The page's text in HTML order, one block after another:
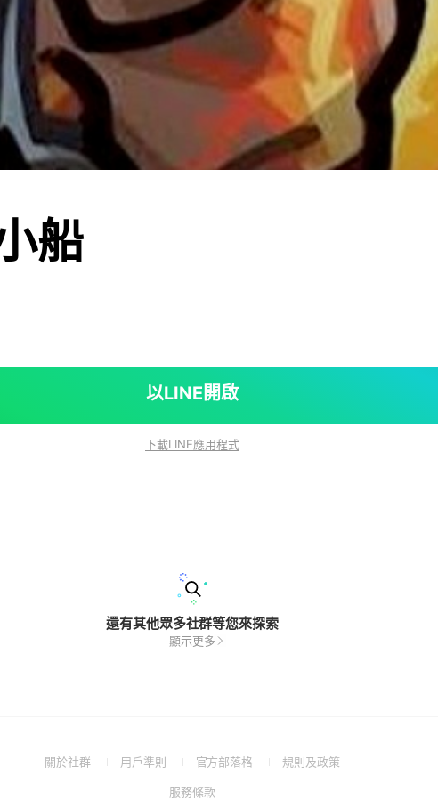
船
以LINE開啟
下載LINE應用程式
還有其他眾多社群等您來探索
顯示更多
關於社群
(Open用戶準則
(Open
a
官方部落格
(Open規則及政策(Open
服務條款(Open